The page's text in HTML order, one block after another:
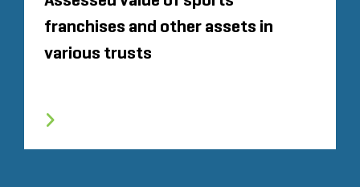
franchises and other assets in
various trusts